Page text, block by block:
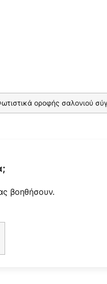
οροφής σαλονιού
βοηθήσουν.